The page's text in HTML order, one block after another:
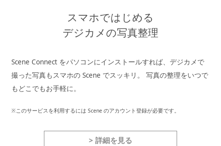
スマホではじめる
デジカメの写真整理
Scene Connect をパソコンにインストールすれば、 デジカメで
撮った写真もスマホの Scene でスッキリ。 写真の整理をいつで
もどこでもお手軽に。
※このサービスを利用するには Scene のアカウント登録が必要です。
> 詳細を見る